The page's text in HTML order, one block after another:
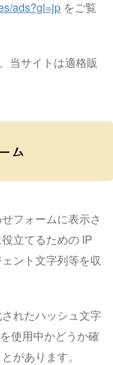
ads?gl=jp をご覧
当サイトは適格販
ム
フォームに表示さ
立てるための IP
ント文字列等を収
れたハッシュ文字
使用中かどうか確
があります。